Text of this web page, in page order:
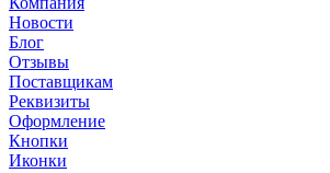
Новости
Блог
Отзывы
Поставщикам
Реквизиты
Оформление
Кнопки
Иконки